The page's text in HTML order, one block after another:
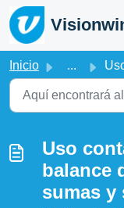
Saltar al contenido
Inicio ... Uso
Uso
balance
sumas y